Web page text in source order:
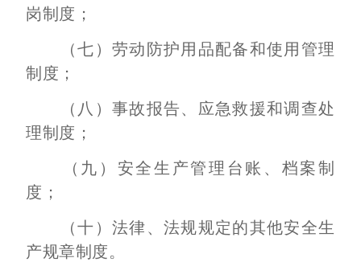
岗制度；
（七）劳动防护用品配备和使用管理
制度；
（八）事故报告、应急救援和调查处
理制度；
（九）安全生产管理台账、档案制
度；
（十）法律、法规规定的其他安全生
产规章制度。